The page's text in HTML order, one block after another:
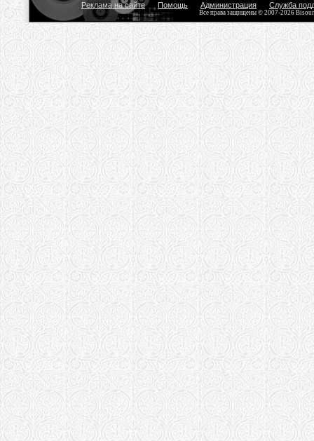
Реклама на сайте Помощь Администрация Служба
Все права защищены © 2007-2026